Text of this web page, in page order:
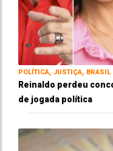
POLÍTICA, JUSTIÇA, BRASIL
Reinaldo perdeu
de jogada política